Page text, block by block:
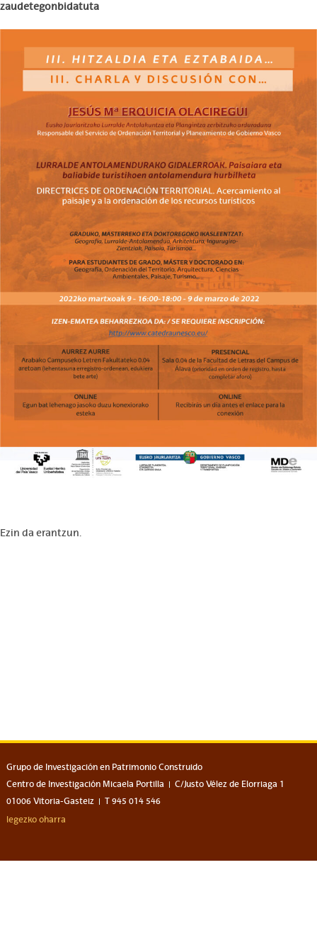
zaudetegonbidatuta
Ezin da erantzun.
Grupo de Investigación en Patrimonio Construido
Centro de Investigación Micaela Portilla
C/Justo Vélez de Elorriaga 1
01006 Vitoria-Gasteiz
T 945 014 546
legezko oharra